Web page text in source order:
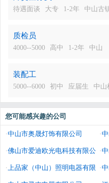
待遇面谈 大专 1-2年 中山古
质检员
4000--5000 高中 1-2年 中山
装配工
5000--6000 初中 应届生 中山
您可能感兴趣的公司
·中山市奥晟灯饰有限公司 ·
·佛山市爱迪欧光电科技有限公
司
·
·上品家（中山）照明电器有限 ·